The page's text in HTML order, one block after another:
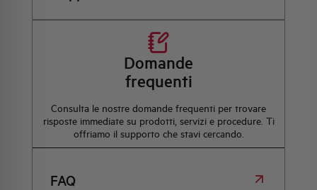
Domande
frequenti
Consulta le nostre domande frequenti per trovare
risposte immediate su prodotti, servizi e procedure. Ti
offriamo il supporto che stavi cercando.
FAQ